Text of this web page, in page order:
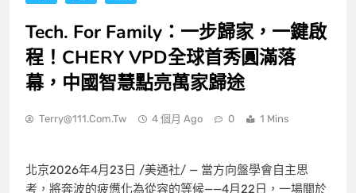
Tech. For Family：一步歸家，一鍵啟
程！CHERY VPD全球首秀圓滿落
幕，中國智慧點亮萬家歸途
Terry@111.com.tw 4 個月 Ago 0 1 Mins
北京2026年4月23日 /美通社/ — 當方向盤學會自主思
考，將奔波的疲憊化為從容的等候——4月22日，一場關於